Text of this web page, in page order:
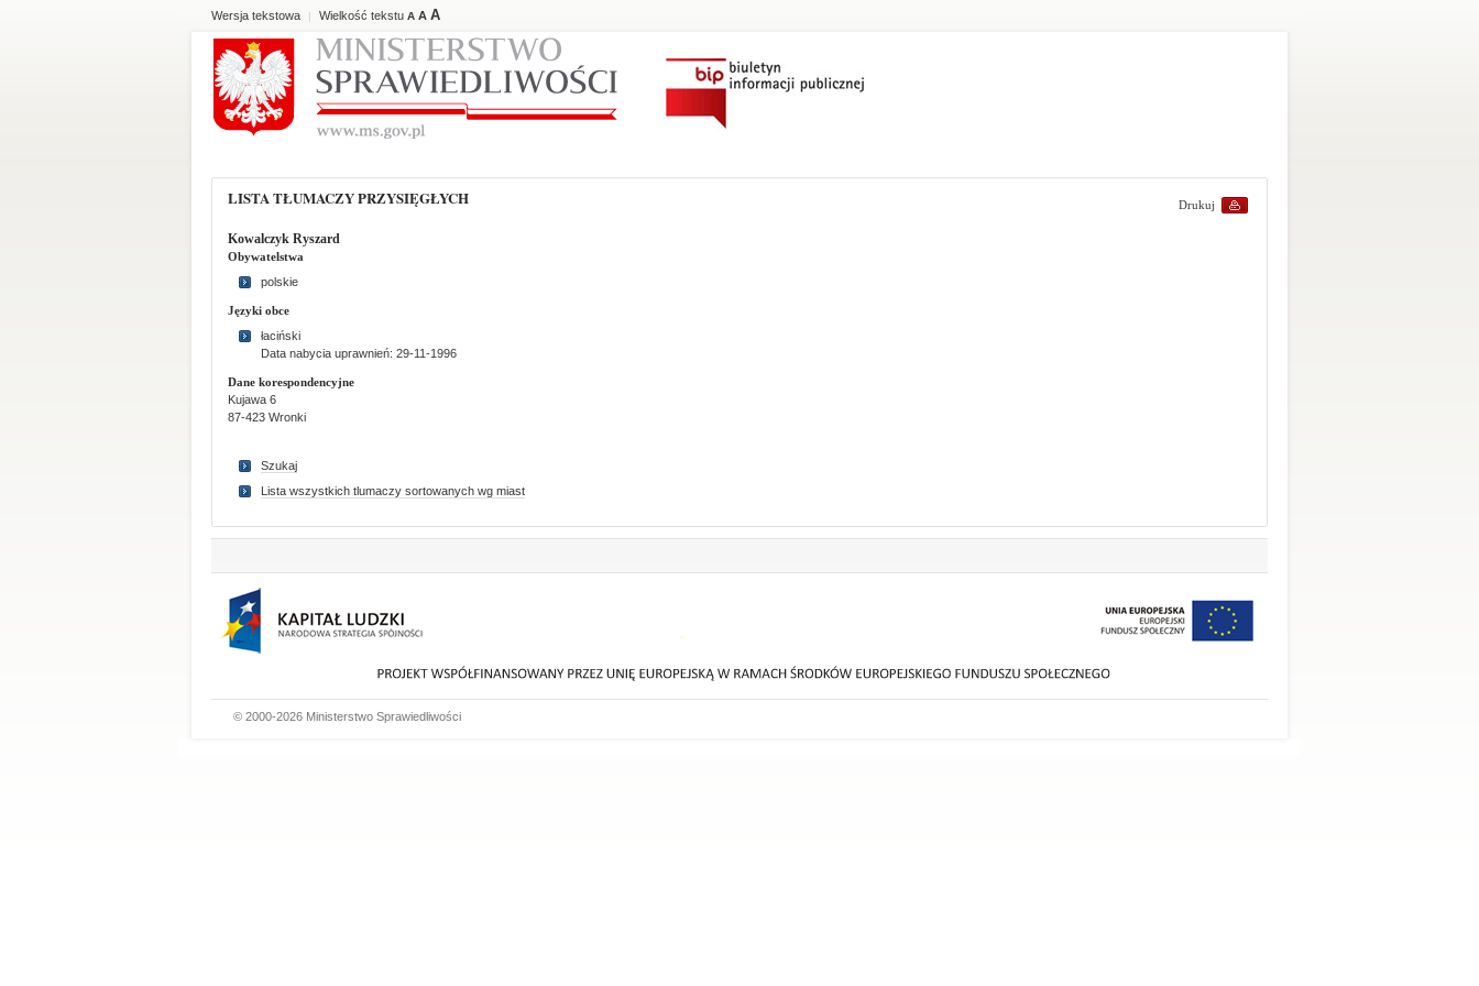
Wersja tekstowa | Wielkość tekstu A A A
Drukuj
LISTA TŁUMACZY PRZYSIĘGŁYCH
Kowalczyk Ryszard
Obywatelstwa
polskie
Języki obce
łaciński
Data nabycia uprawnień: 29-11-1996
Dane korespondencyjne
Kujawa 6
87-423 Wronki
Szukaj
Lista wszystkich tlumaczy sortowanych wg miast
© 2000-2026 Ministerstwo Sprawiedliwości